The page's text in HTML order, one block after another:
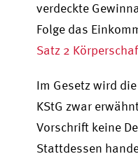
verdeckte
Folge das
Satz 2
Im Gesetz wird
KStG zwar
Vorschrift keine
Stattdessen